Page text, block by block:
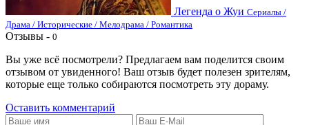
Легенда о Жуи Сериалы /
Драма / Исторические / Мелодрама / Романтика
Отзывы - 0
Вы уже всё посмотрели? Предлагаем вам поделится своим
отзывом от увиденного! Ваш отзыв будет полезен зрителям,
которые еще только собираются посмотреть эту дораму.
Оставить комментарий